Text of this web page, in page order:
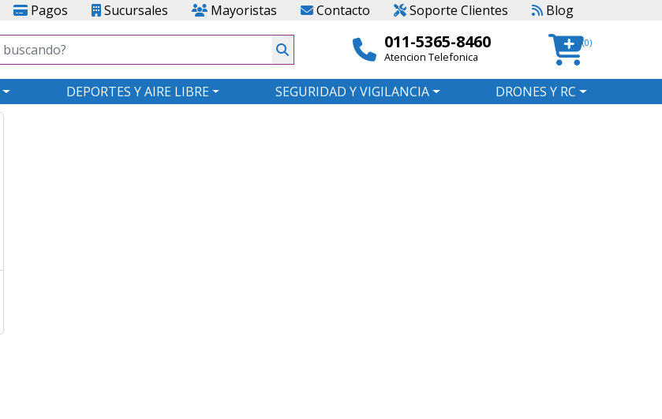
Pagos Sucursales Mayoristas Contacto Soporte Clientes Blog
011-5365-8460
Atencion Telefonica
(0)
DEPORTES Y AIRE LIBRE SEGURIDAD Y VIGILANCIA DRONES Y RC